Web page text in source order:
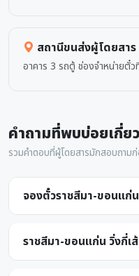
สถานีขนส่งผู้โดยสา
อาคาร 3 รถตู้ ช่องจำหน่ายตั๋ว
คำถามที่พบบ่อยเกี่
รวมคำตอบที่ผู้โดยสารมักสอบถาม
จองตั๋วราชสีมา-ขอนแก่
ราชสีมา-ขอนแก่น วิ่งกี่เ